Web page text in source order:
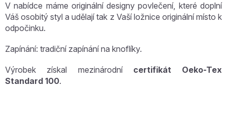
V nabídce máme originální designy povlečení, které doplní
Váš osobitý styl a udělají tak z Vaší ložnice originální místo k
odpočinku.
Zapínání: tradiční zapínání na knoflíky.
Výrobek získal mezinárodní
certifikát Oeko-Tex
Standard 100.